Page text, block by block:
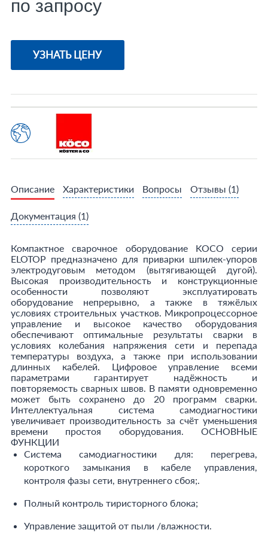
УЗНАТЬ ЦЕНУ
Описание Характеристики Вопросы Отзывы (1)
Документация (1)
Компактное сварочное оборудование KOCO серии
ELOTOP предназначено для приварки шпилек-упоров
электродуговым методом (вытягивающей дугой).
Высокая производительность и конструкционные
особенности позволяют эксплуатировать
оборудование непрерывно, а также в тяжёлых
условиях строительных участков. Микропроцессорное
управление и высокое качество оборудования
обеспечивают оптимальные результаты сварки в
условиях колебания напряжения сети и перепада
температуры воздуха, а также при использовании
длинных кабелей. Цифровое управление всеми
параметрами гарантирует надёжность и
повторяемость сварных швов. В памяти одновременно
может быть сохранено до 20 программ сварки.
Интеллектуальная система самодиагностики
увеличивает производительность за счёт уменьшения
времени простоя оборудования. ОСНОВНЫЕ
ФУНКЦИИ
Система самодиагностики для: перегрева,
короткого замыкания в кабеле управления,
контроля фазы сети, внутреннего сбоя;.
Полный контроль тиристорного блока;
Управление защитой от пыли /влажности.